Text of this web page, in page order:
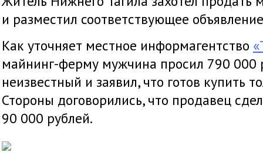
и разместил соответствующее
Как уточняет местное информагентство
майнинг-ферму мужчина просил 790 000
неизвестный и заявил, что готов купить
Стороны договорились, что продавец
90 000 рублей.